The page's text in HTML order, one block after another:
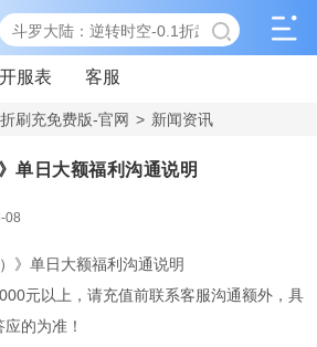
开服表 客服
刷充免费版-官网 > 新闻资讯
单日大额福利沟通说明
08
》单日大额福利沟通说明
元以上，请充值前联系客服沟通额外，具
的为准！